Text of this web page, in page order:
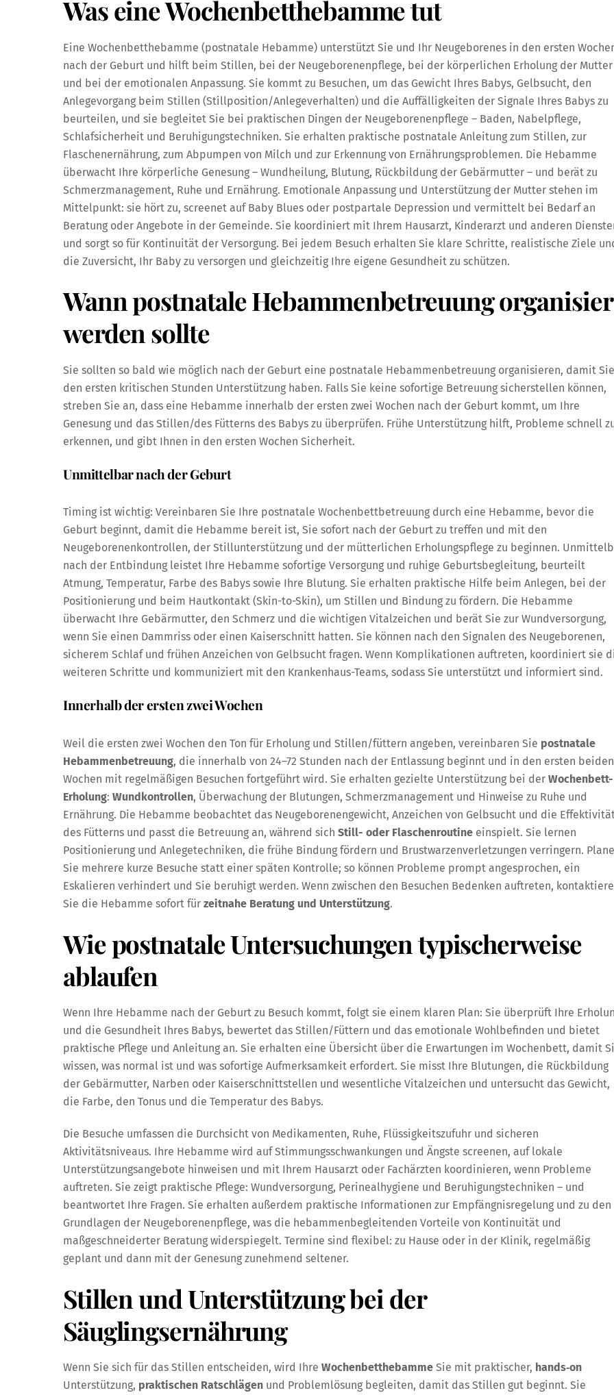
Was eine Wochenbetthebamme tut
Eine Wochenbetthebamme (postnatale Hebamme) unterstützt Sie und Ihr Neugeborenes in den ersten
nach der Geburt und hilft beim Stillen, bei der Neugeborenenpflege, bei der körperlichen Erholung der Mutter
und bei der emotionalen Anpassung. Sie kommt zu Besuchen, um das Gewicht Ihres Babys, Gelbsucht, den
Anlegevorgang beim Stillen (Stillposition/Anlegeverhalten) und die Auffälligkeiten der Signale Ihres Babys zu
beurteilen, und sie begleitet Sie bei praktischen Dingen der Neugeborenenpflege – Baden, Nabelpflege,
Schlafsicherheit und Beruhigungstechniken. Sie erhalten praktische postnatale Anleitung zum Stillen, zur
Flaschenernährung, zum Abpumpen von Milch und zur Erkennung von Ernährungsproblemen. Die Hebamme
überwacht Ihre körperliche Genesung – Wundheilung, Blutung, Rückbildung der Gebärmutter – und berät zu
Schmerzmanagement, Ruhe und Ernährung. Emotionale Anpassung und Unterstützung der Mutter stehen im
Mittelpunkt: sie hört zu, screenet auf Baby Blues oder postpartale Depression und vermittelt bei Bedarf an
Beratung oder Angebote in der Gemeinde. Sie koordiniert mit Ihrem Hausarzt, Kinderarzt und anderen
und sorgt so für Kontinuität der Versorgung. Bei jedem Besuch erhalten Sie klare Schritte, realistische Ziele
die Zuversicht, Ihr Baby zu versorgen und gleichzeitig Ihre eigene Gesundheit zu schützen.
Wann postnatale Hebammenbetreuung
werden sollte
Sie sollten so bald wie möglich nach der Geburt eine postnatale Hebammenbetreuung organisieren, damit
den ersten kritischen Stunden Unterstützung haben. Falls Sie keine sofortige Betreuung sicherstellen können,
streben Sie an, dass eine Hebamme innerhalb der ersten zwei Wochen nach der Geburt kommt, um Ihre
Genesung und das Stillen/des Fütterns des Babys zu überprüfen. Frühe Unterstützung hilft, Probleme schnell
erkennen, und gibt Ihnen in den ersten Wochen Sicherheit.
Unmittelbar nach der Geburt
Timing ist wichtig: Vereinbaren Sie Ihre postnatale Wochenbettbetreuung durch eine Hebamme, bevor die
Geburt beginnt, damit die Hebamme bereit ist, Sie sofort nach der Geburt zu treffen und mit den
Neugeborenenkontrollen, der Stillunterstützung und der mütterlichen Erholungspflege zu beginnen.
nach der Entbindung leistet Ihre Hebamme sofortige Versorgung und ruhige Geburtsbegleitung, beurteilt
Atmung, Temperatur, Farbe des Babys sowie Ihre Blutung. Sie erhalten praktische Hilfe beim Anlegen, bei der
Positionierung und beim Hautkontakt (Skin-to-Skin), um Stillen und Bindung zu fördern. Die Hebamme
überwacht Ihre Gebärmutter, den Schmerz und die wichtigen Vitalzeichen und berät Sie zur Wundversorgung,
wenn Sie einen Dammriss oder einen Kaiserschnitt hatten. Sie können nach den Signalen des Neugeborenen,
sicherem Schlaf und frühen Anzeichen von Gelbsucht fragen. Wenn Komplikationen auftreten, koordiniert sie
weiteren Schritte und kommuniziert mit den Krankenhaus-Teams, sodass Sie unterstützt und informiert sind.
Innerhalb der ersten zwei Wochen
Weil die ersten zwei Wochen den Ton für Erholung und Stillen/füttern angeben, vereinbaren Sie postnatale
Hebammenbetreuung, die innerhalb von 24–72 Stunden nach der Entlassung beginnt und in den ersten beiden
Wochen mit regelmäßigen Besuchen fortgeführt wird. Sie erhalten gezielte Unterstützung bei der Wochenbett-
Erholung: Wundkontrollen, Überwachung der Blutungen, Schmerzmanagement und Hinweise zu Ruhe und
Ernährung. Die Hebamme beobachtet das Neugeborenengewicht, Anzeichen von Gelbsucht und die
des Fütterns und passt die Betreuung an, während sich Still- oder Flaschenroutine einspielt. Sie lernen
Positionierung und Anlegetechniken, die frühe Bindung fördern und Brustwarzenverletzungen verringern.
Sie mehrere kurze Besuche statt einer späten Kontrolle; so können Probleme prompt angesprochen, ein
Eskalieren verhindert und Sie beruhigt werden. Wenn zwischen den Besuchen Bedenken auftreten,
Sie die Hebamme sofort für zeitnahe Beratung und Unterstützung.
Wie postnatale Untersuchungen typischerweise
ablaufen
Wenn Ihre Hebamme nach der Geburt zu Besuch kommt, folgt sie einem klaren Plan: Sie überprüft Ihre
und die Gesundheit Ihres Babys, bewertet das Stillen/Füttern und das emotionale Wohlbefinden und bietet
praktische Pflege und Anleitung an. Sie erhalten eine Übersicht über die Erwartungen im Wochenbett, damit
wissen, was normal ist und was sofortige Aufmerksamkeit erfordert. Sie misst Ihre Blutungen, die Rückbildung
der Gebärmutter, Narben oder Kaiserschnittstellen und wesentliche Vitalzeichen und untersucht das Gewicht,
die Farbe, den Tonus und die Temperatur des Babys.
Die Besuche umfassen die Durchsicht von Medikamenten, Ruhe, Flüssigkeitszufuhr und sicheren
Aktivitätsniveaus. Ihre Hebamme wird auf Stimmungsschwankungen und Ängste screenen, auf lokale
Unterstützungsangebote hinweisen und mit Ihrem Hausarzt oder Fachärzten koordinieren, wenn Probleme
auftreten. Sie zeigt praktische Pflege: Wundversorgung, Perinealhygiene und Beruhigungstechniken – und
beantwortet Ihre Fragen. Sie erhalten außerdem praktische Informationen zur Empfängnisregelung und zu den
Grundlagen der Neugeborenenpflege, was die hebammenbegleitenden Vorteile von Kontinuität und
maßgeschneiderter Beratung widerspiegelt. Termine sind flexibel: zu Hause oder in der Klinik, regelmäßig
geplant und dann mit der Genesung zunehmend seltener.
Stillen und Unterstützung bei der
Säuglingsernährung
Wenn Sie sich für das Stillen entscheiden, wird Ihre Wochenbetthebamme Sie mit praktischer, hands‑on
Unterstützung, praktischen Ratschlägen und Problemlösung begleiten, damit das Stillen gut beginnt. Sie